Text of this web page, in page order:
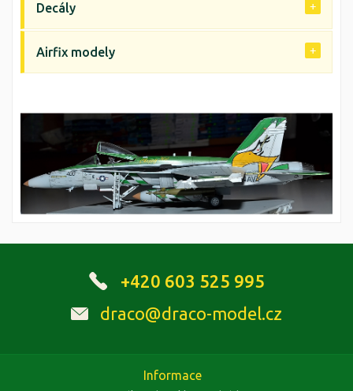
Decály
Airfix modely
+420 603 525 995
draco@draco-model.cz
Informace